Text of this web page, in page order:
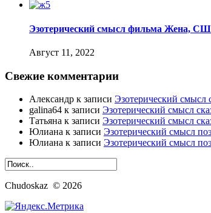
Эзотерический смысл фильма Жена,
Август 11, 2022
Свежие комментарии
Александр к записи Эзотерический смысл
galina64 к записи Эзотерический смысл
Татьяна к записи Эзотерический смысл
Юлиана к записи Эзотерический смысл
Юлиана к записи Эзотерический смысл
Chudoskaz © 2026